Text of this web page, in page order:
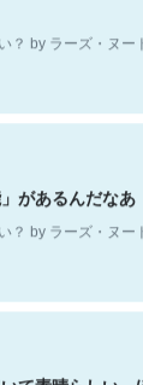
？ by ラーズ・ヌー
があるんだなあ
？ by ラーズ・ヌー
て素晴らしい